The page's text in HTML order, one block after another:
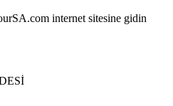
internet sitesine gidin